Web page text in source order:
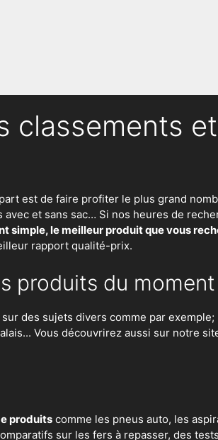
classements
est de faire profiter le plus grand
avec et sans sac… Si nos heures de
simple, le meilleur produit que vous
rapport qualité-prix.
produits du moment
des sujets divers comme par
Vous découvrirez aussi sur notre
produits comme les pneus auto, les
sur les fers à repasser, des